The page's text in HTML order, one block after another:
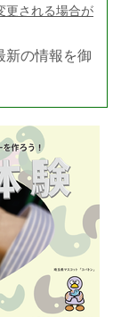
更される場合が
新の情報を御